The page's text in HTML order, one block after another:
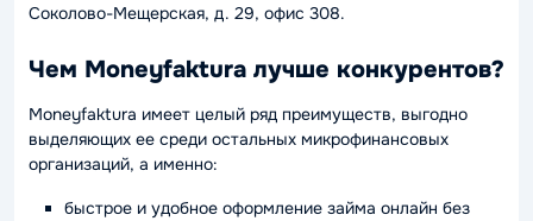
Соколово-Мещерская, д. 29, офис 308.
Чем Moneyfaktura лучше конкурентов?
Moneyfaktura имеет целый ряд преимуществ, выгодно
выделяющих ее среди остальных микрофинансовых
организаций, а именно:
быстрое и удобное оформление займа онлайн без